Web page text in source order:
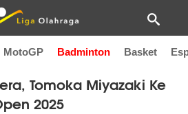
MotoGP Badminton Basket
Tomoka Miyazaki Ke
2025